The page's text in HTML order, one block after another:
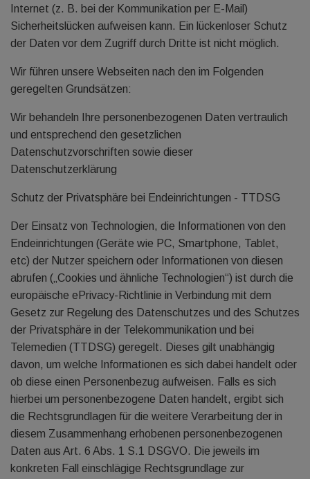
Internet (z. B. bei der Kommunikation per E-Mail)
Sicherheitslücken aufweisen kann. Ein lückenloser Schutz
der Daten vor dem Zugriff durch Dritte ist nicht möglich.
Wir führen unsere Webseiten nach den im Folgenden
geregelten Grundsätzen:
Wir behandeln Ihre personenbezogenen Daten vertraulich
und entsprechend den gesetzlichen
Datenschutzvorschriften sowie dieser
Datenschutzerklärung
Schutz der Privatsphäre bei Endeinrichtungen - TTDSG
Der Einsatz von Technologien, die Informationen von den
Endeinrichtungen (Geräte wie PC, Smartphone, Tablet,
etc) der Nutzer speichern oder Informationen von diesen
abrufen („Cookies und ähnliche Technologien“) ist durch die
europäische ePrivacy-Richtlinie in Verbindung mit dem
Gesetz zur Regelung des Datenschutzes und des Schutzes
der Privatsphäre in der Telekommunikation und bei
Telemedien (TTDSG) geregelt. Dieses gilt unabhängig
davon, um welche Informationen es sich dabei handelt oder
ob diese einen Personenbezug aufweisen. Falls es sich
hierbei um personenbezogene Daten handelt, ergibt sich
die Rechtsgrundlagen für die weitere Verarbeitung der in
diesem Zusammenhang erhobenen personenbezogenen
Daten aus Art. 6 Abs. 1 S.1 DSGVO. Die jeweils im
konkreten Fall einschlägige Rechtsgrundlage zur